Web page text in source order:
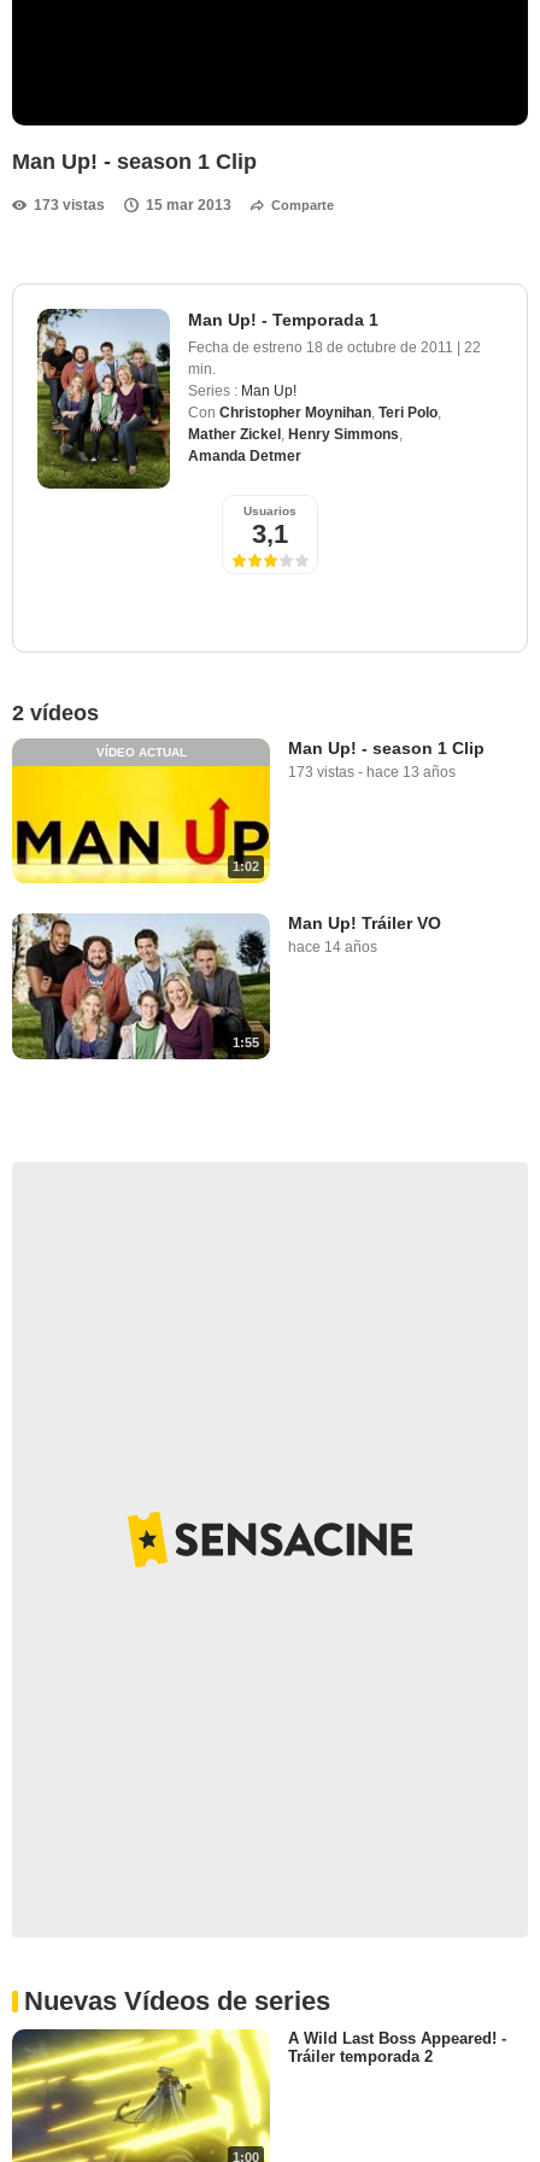
Man Up! - season 1 Clip
173 vistas 15 mar 2013 Comparte
Man Up! - Temporada 1
Fecha de estreno 18 de octubre de 2011 | 22
min.
Series : Man Up!
Con Christopher Moynihan Teri Polo
Mather Zickel Henry Simmons
Amanda Detmer
Usuarios
3,1
2 vídeos
1:02
VÍDEO ACTUAL Man Up! - season 1 Clip
173 vistas - hace 13 años
1:55
Man Up! Tráiler VO
hace 14 años
Nuevas Vídeos de series
1:00
A Wild Last Boss Appeared! -
Tráiler temporada 2